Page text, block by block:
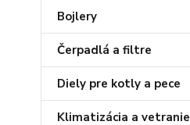
Bojlery
Čerpadlá a filtre
Diely pre kotly a pece
Klimatizácia a vetranie